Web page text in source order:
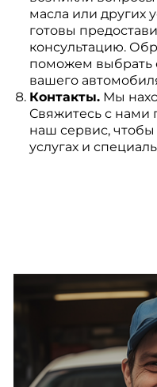
масла или других
готовы
консультацию.
поможем выбрать
вашего
Контакты.Мы
Свяжитесь с нами
наш сервис,
услугах и